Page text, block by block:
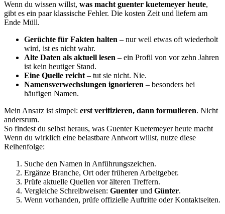
Wenn du wissen willst, was macht guenter kuetemeyer heute,
gibt es ein paar klassische Fehler. Die kosten Zeit und liefern am
Ende Müll.
Gerüchte für Fakten halten – nur weil etwas oft wiederholt
wird, ist es nicht wahr.
Alte Daten als aktuell lesen – ein Profil von vor zehn Jahren
ist kein heutiger Stand.
Eine Quelle reicht – tut sie nicht. Nie.
Namensverwechslungen ignorieren – besonders bei
häufigen Namen.
Mein Ansatz ist simpel: erst verifizieren, dann formulieren. Nicht
andersrum.
So findest du selbst heraus, was Guenter Kuetemeyer heute macht
Wenn du wirklich eine belastbare Antwort willst, nutze diese
Reihenfolge:
Suche den Namen in Anführungszeichen.
Ergänze Branche, Ort oder früheren Arbeitgeber.
Prüfe aktuelle Quellen vor älteren Treffern.
Vergleiche Schreibweisen: Guenter und Günter.
Wenn vorhanden, prüfe offizielle Auftritte oder Kontaktseiten.